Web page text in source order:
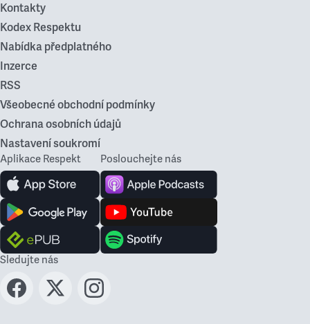
Kontakty
Kodex Respektu
Nabídka předplatného
Inzerce
RSS
Všeobecné obchodní podmínky
Ochrana osobních údajů
Nastavení soukromí
Aplikace Respekt Poslouchejte nás
Sledujte nás